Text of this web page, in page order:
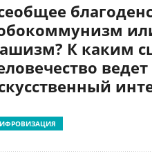
К каким
ведет